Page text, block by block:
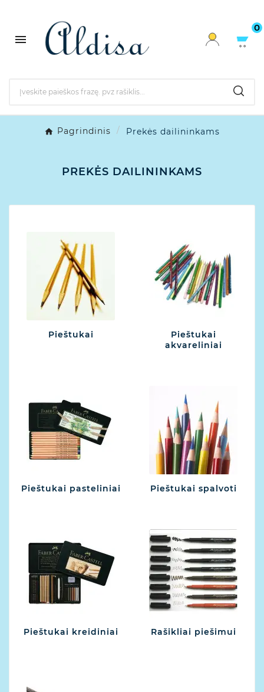

0
Pagrindinis Prekės dailininkams
PREKĖS DAILININKAMS
Pieštukai
Pieštukai
akvareliniai
Pieštukai pasteliniai Pieštukai spalvoti
Pieštukai kreidiniai Rašikliai piešimui